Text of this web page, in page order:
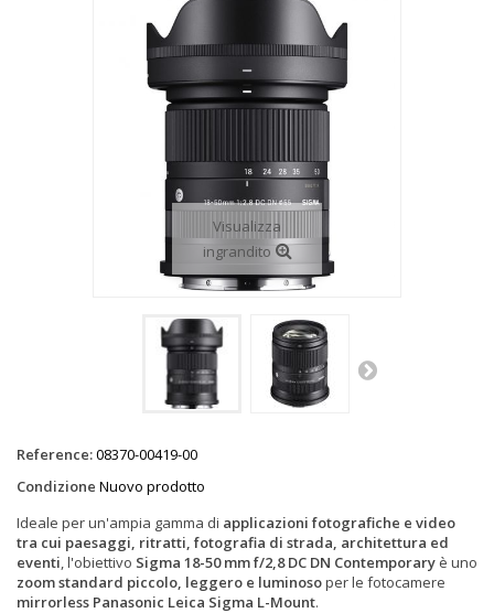
Visualizza
ingrandito
Reference:08370-00419-00
Condizione Nuovo prodotto
Ideale per un'ampia gamma di applicazioni fotografiche e video
tra cui paesaggi, ritratti, fotografia di strada, architettura ed
eventi, l'obiettivo Sigma 18-50 mm f/2,8 DC DN Contemporary è uno
zoom standard piccolo, leggero e luminosoper le fotocamere
mirrorless Panasonic Leica Sigma L-Mount.